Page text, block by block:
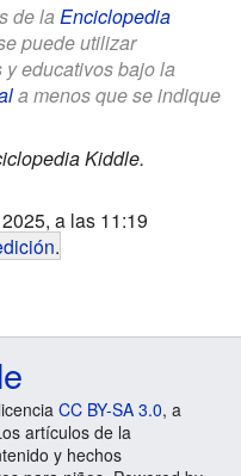
de la Enciclopedia
puede utilizar
educativos bajo la
a menos que se indique
Kiddle.
a las 11:19
.
CC BY-SA 3.0, a
artículos de la
y hechos